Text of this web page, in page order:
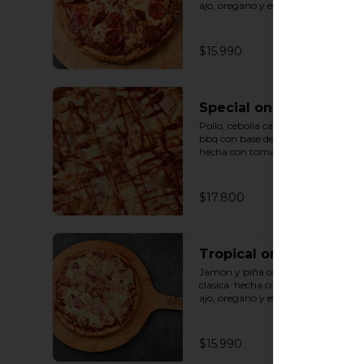
ajo, oregano y especias.
$15.990
Special one F
Pollo, cebolla caramelizada y salsa
bbq con base de salsa clasica
hecha con tomate natural, ajo,
$17.800
Tropical one F
Jamón y piña con base de salsa
clasica  hecha con tomate natural,
ajo, oregano y especias.
$15.990